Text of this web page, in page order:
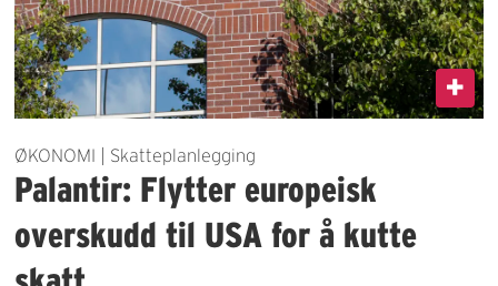
ØKONOMI | Skatteplanlegging
Palantir: Flytter europeisk
overskudd til USA for å kutte